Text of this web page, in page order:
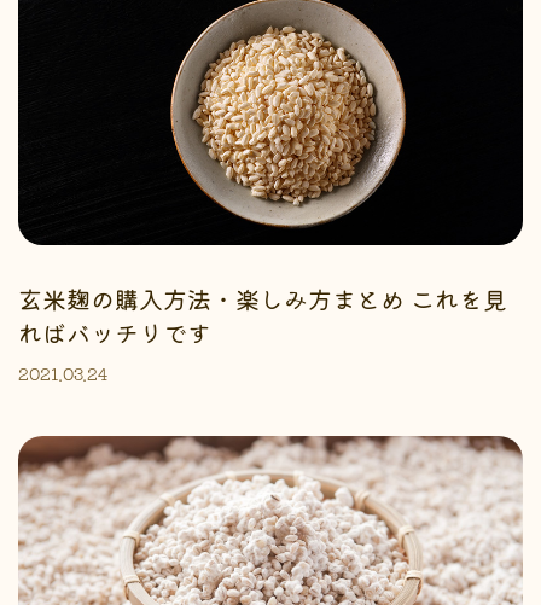
玄米麹の購入方法・楽しみ方まとめ これを見
ればバッチリです
2021.03.24